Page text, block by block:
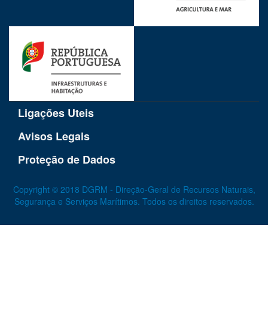
Ligações Uteis
Avisos Legais
Proteção de Dados
Copyright © 2018 DGRM - Direção-Geral de Recursos Naturais,
Segurança e Serviços Marítimos. Todos os direitos reservados.